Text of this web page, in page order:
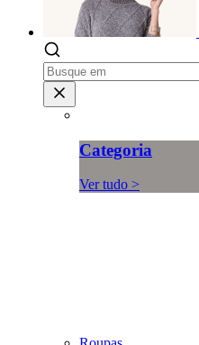
Categoria
Ver tudo >